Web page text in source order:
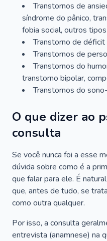
Transtornos de
síndrome do pânico,
fobia social, outros
Transtorno de
Transtornos de
Transtornos do
transtorno bipolar,
Transtornos do
O que dizer ao
consulta
Se você nunca foi a esse
dúvida sobre como é a
que falar para ele. É
que, antes de tudo, se
como outra qualquer.
Por isso, a consulta
entrevista (anamnese) na